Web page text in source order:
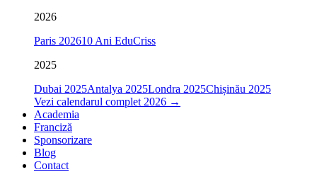
2026
Paris 202610 Ani EduCriss
2025
Dubai 2025Antalya 2025Londra 2025Chișinău 2025
Vezi calendarul complet 2026 →
Academia
Franciză
Sponsorizare
Blog
Contact